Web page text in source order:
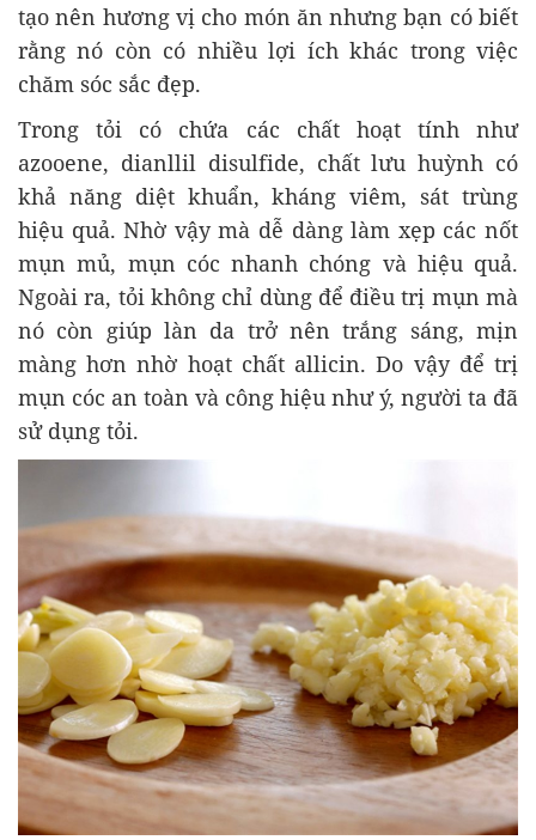
tạo nên hương vị cho món ăn nhưng bạn có biết
rằng nó còn có nhiều lợi ích khác trong việc
chăm sóc sắc đẹp.
Trong tỏi có chứa các chất hoạt tính như
azooene, dianllil disulfide, chất lưu huỳnh có
khả năng diệt khuẩn, kháng viêm, sát trùng
hiệu quả. Nhờ vậy mà dễ dàng làm xẹp các nốt
mụn mủ, mụn cóc nhanh chóng và hiệu quả.
Ngoài ra, tỏi không chỉ dùng để điều trị mụn mà
nó còn giúp làn da trở nên trắng sáng, mịn
màng hơn nhờ hoạt chất allicin. Do vậy để trị
mụn cóc an toàn và công hiệu như ý, người ta đã
sử dụng tỏi.